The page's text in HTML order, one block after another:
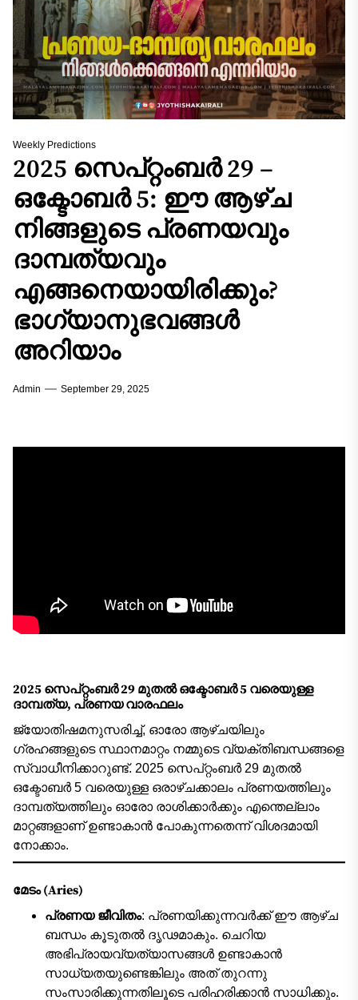
Weekly Predictions
2025 സെപ്റ്റംബർ 29 –
ഒക്ടോബർ 5: ഈ ആഴ്ച
നിങ്ങളുടെ പ്രണയവും
ദാമ്പത്യവും
എങ്ങനെയായിരിക്കും?
ഭാഗ്യാനുഭവങ്ങൾ
അറിയാം
Admin September 29, 2025
2025 സെപ്റ്റംബർ 29 മുതൽ ഒക്ടോബർ 5 വരെയുള്ള
ദാമ്പത്യ, പ്രണയ വാരഫലം
ജ്യോതിഷമനുസരിച്ച്, ഓരോ ആഴ്ചയിലും
ഗ്രഹങ്ങളുടെ സ്ഥാനമാറ്റം നമ്മുടെ വ്യക്തിബന്ധങ്ങളെ
സ്വാധീനിക്കാറുണ്ട്. 2025 സെപ്റ്റംബർ 29 മുതൽ
ഒക്ടോബർ 5 വരെയുള്ള ഒരാഴ്ചക്കാലം പ്രണയത്തിലും
ദാമ്പത്യത്തിലും ഓരോ രാശിക്കാർക്കും എന്തെല്ലാം
മാറ്റങ്ങളാണ് ഉണ്ടാകാൻ പോകുന്നതെന്ന് വിശദമായി
നോക്കാം.
മേടം (Aries)
പ്രണയ ജീവിതം: പ്രണയിക്കുന്നവർക്ക് ഈ ആഴ്ച
ബന്ധം കൂടുതൽ ദൃഢമാകും. ചെറിയ
അഭിപ്രായവ്യത്യാസങ്ങൾ ഉണ്ടാകാൻ
സാധ്യതയുണ്ടെങ്കിലും അത് തുറന്നു
സംസാരിക്കുന്നതിലൂടെ പരിഹരിക്കാൻ സാധിക്കും.